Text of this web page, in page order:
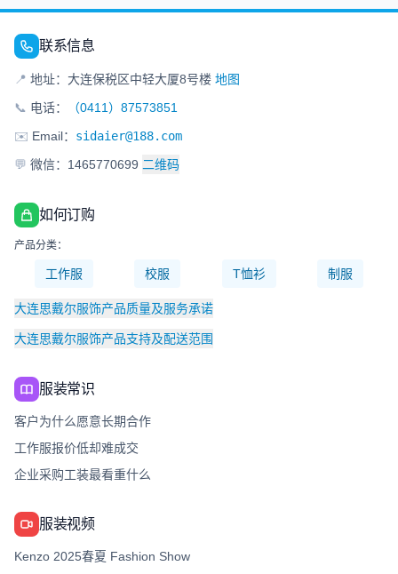
联系信息
📍 地址：大连保税区中轻大厦8号楼 地图
📞 电话：
（0411）87573851
✉️ Email： sidaier@188.com
💬 微信：1465770699 二维码
如何订购
产品分类：
工作服 校服 T恤衫 制服
大连思戴尔服饰产品质量及服务承诺
大连思戴尔服饰产品支持及配送范围
服装常识
客户为什么愿意长期合作
工作服报价低却难成交
企业采购工装最看重什么
服装视频
Kenzo 2025春夏 Fashion Show